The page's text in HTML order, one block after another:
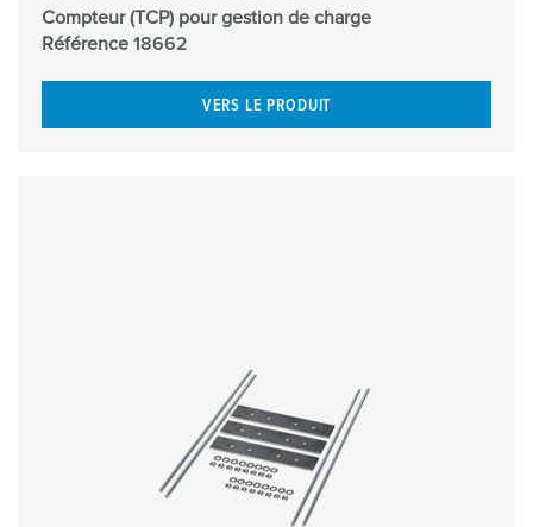
Compteur (TCP) pour gestion de charge
Référence 18662
VERS LE PRODUIT